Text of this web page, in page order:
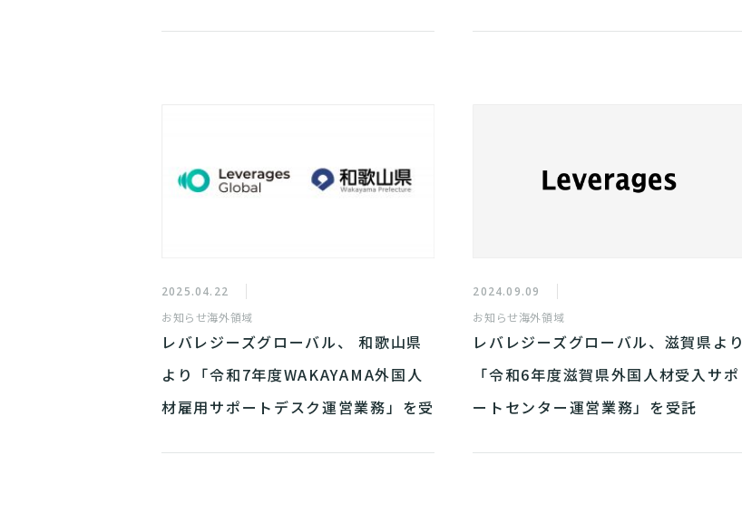
2025.04.22
お知らせ海外領域
レバレジーズグローバル、 和歌山県
より「令和7年度WAKAYAMA外国人
材雇用サポートデスク運営業務」を受
2024.09.09
お知らせ海外領域
レバレジーズグローバル、滋賀県より
「令和6年度滋賀県外国人材受入サポ
ートセンター運営業務」を受託